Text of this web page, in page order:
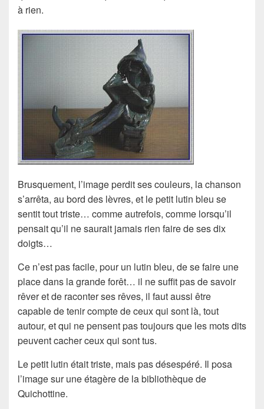
à rien.
Brusquement, l’image perdit ses couleurs, la chanson
s’arrêta, au bord des lèvres, et le petit lutin bleu se
sentit touttriste… comme autrefois, comme lorsqu’il
pensait qu’il ne saurait jamais rien faire de ses dix
doigts…
Ce n’est pas facile, pour un lutin bleu, de se faire une
place dans la grandeforêt… il ne suffit pas de savoir
rêveret de raconter ses rêves, il faut aussi être
capable de tenir compte de ceux qui sont là, tout
autour, et qui ne pensent pas toujours que les mots dits
peuvent cacher ceux qui sonttus.
Le petit lutin étaittriste, mais pas désespéré. Il posa
l’image sur une étagère de labibliothèque de
Quichottine.